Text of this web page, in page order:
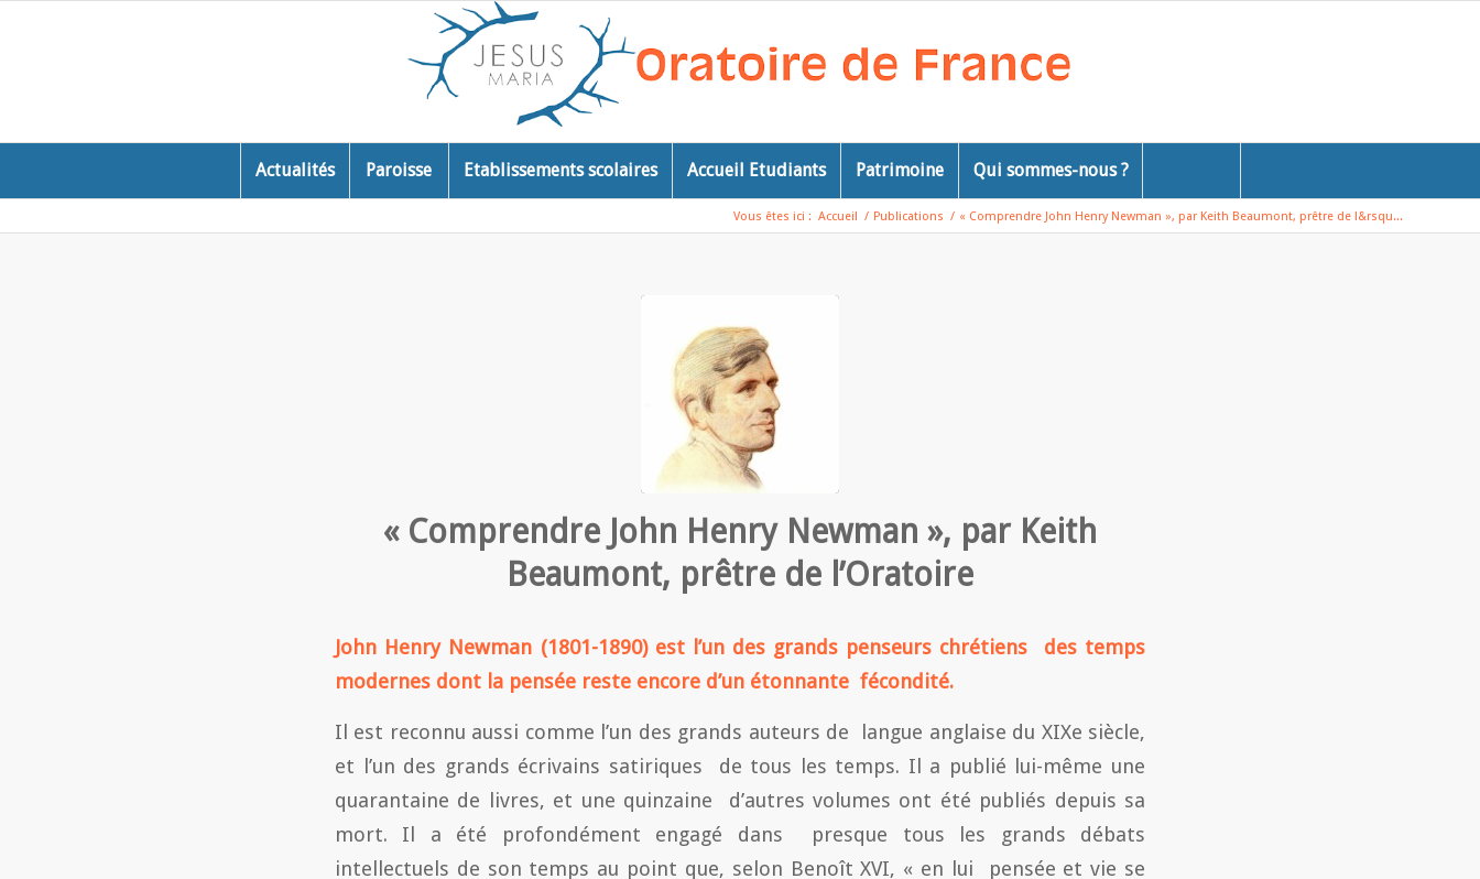
Actualités Paroisse Etablissements scolaires Accueil Etudiants Patrimoine Qui sommes-nous ?
Vous êtes ici : Accueil / Publications / « Comprendre John Henry Newman », par Keith Beaumont, prêtre de l&rsqu...
« Comprendre John Henry Newman », par Keith
Beaumont, prêtre de l’Oratoire
John Henry Newman (1801-1890) est l’un des grands penseurs chrétiens des temps
modernes dont la pensée reste encore d’un étonnante fécondité.
Il est reconnu aussi comme l’un des grands auteurs de langue anglaise du XIXe siècle,
et l’un des grands écrivains satiriques de tous les temps. Il a publié lui-même une
quarantaine de livres, et une quinzaine d’autres volumes ont été publiés depuis sa
mort. Il a été profondément engagé dans presque tous les grands débats
intellectuels de son temps au point que, selon Benoît XVI, « en lui pensée et vie se